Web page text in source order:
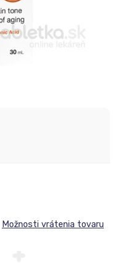
Možnosti vrátenia tovaru